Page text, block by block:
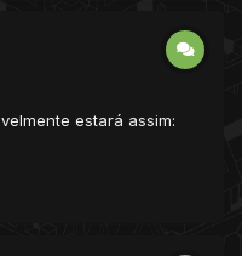
estará assim: